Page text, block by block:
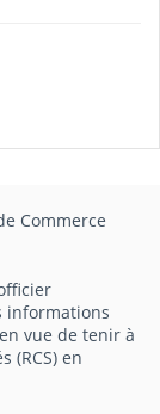
Commerce
informations
vue de tenir à
(RCS) en